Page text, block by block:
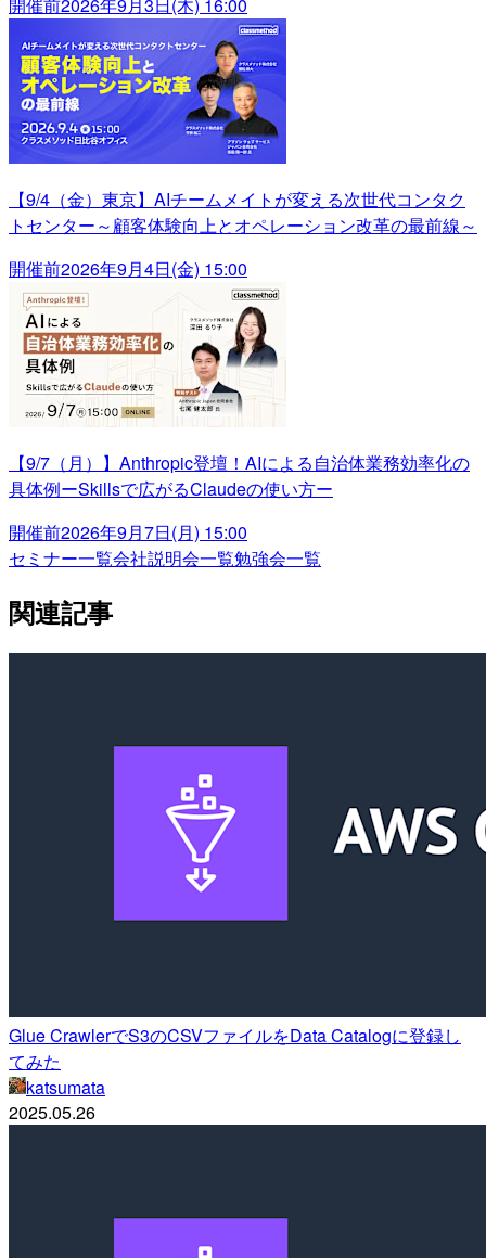
【9/4（金）東京】AIチームメイトが変える次世代コンタク
トセンター～顧客体験向上とオペレーション改革の最前線～
開催前2026年9月4日(金) 15:00
【9/7（月）】Anthropic登壇！AIによる自治体業務効率化の
具体例ーSkillsで広がるClaudeの使い方ー
開催前2026年9月7日(月) 15:00
セミナー一覧会社説明会一覧勉強会一覧
関連記事
Glue CrawlerでS3のCSVファイルをData Catalogに登録し
てみた
katsumata
2025.05.26